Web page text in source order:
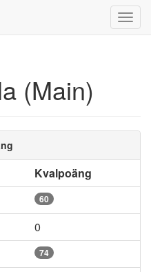
(Main)
Kvalpoäng
60
0
74